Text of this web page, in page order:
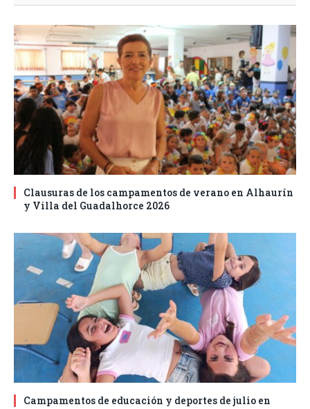
Clausuras de los campamentos de verano en Alhaurín
y Villa del Guadalhorce 2026
Campamentos de educación y deportes de julio en